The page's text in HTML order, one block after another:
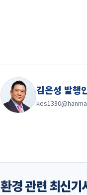
김은성 발행
환경 관련 최신기